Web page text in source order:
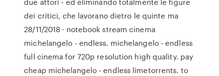
dei critici, che lavorano dietro le quinte ma
28/11/2018 · notebook stream cinema
michelangelo - endless. michelangelo - endless
full cinema for 720p resolution high quality. pay
cheap michelangelo - endless limetorrents. to